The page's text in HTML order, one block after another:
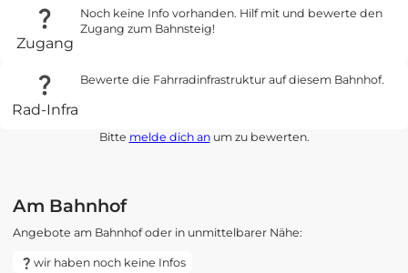
Zugang
Noch keine Info vorhanden. Hilf mit und bewerte den
Zugang zum Bahnsteig!
Rad-Infra
Bewerte die Fahrradinfrastruktur auf diesem Bahnhof.
Bitte melde dich anum zu bewerten.
Am Bahnhof
Angebote am Bahnhof oder in unmittelbarer Nähe:
wir haben noch keine Infos